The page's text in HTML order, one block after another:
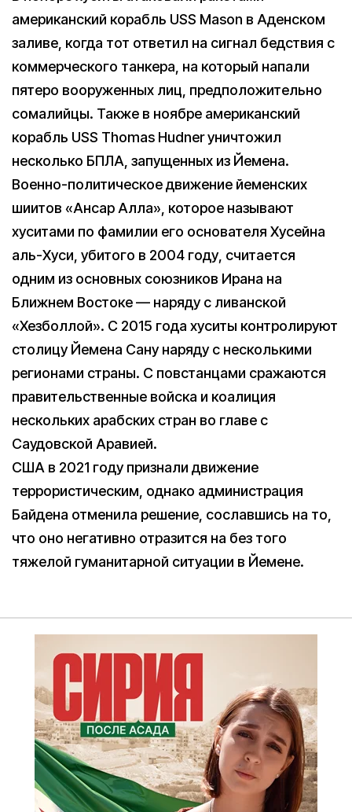
американский корабль USS Mason в Аденском
заливе, когда тот ответил на сигнал бедствия с
коммерческого танкера, на который напали
пятеро вооруженных лиц, предположительно
сомалийцы. Также в ноябре американский
корабль USS Thomas Hudner уничтожил
несколько БПЛА, запущенных из Йемена.
Военно-политическое движение йеменских
шиитов «Ансар Алла», которое называют
хуситами по фамилии его основателя Хусейна
аль-Хуси, убитого в 2004 году, считается
одним из основных союзников Ирана на
Ближнем Востоке — наряду с ливанской
«Хезболлой». С 2015 года хуситы контролируют
столицу Йемена Сану наряду с несколькими
регионами страны. С повстанцами сражаются
правительственные войска и коалиция
нескольких арабских стран во главе с
Саудовской Аравией.
США в 2021 году признали движение
террористическим, однако администрация
Байдена отменила решение, сославшись на то,
что оно негативно отразится на без того
тяжелой гуманитарной ситуации в Йемене.